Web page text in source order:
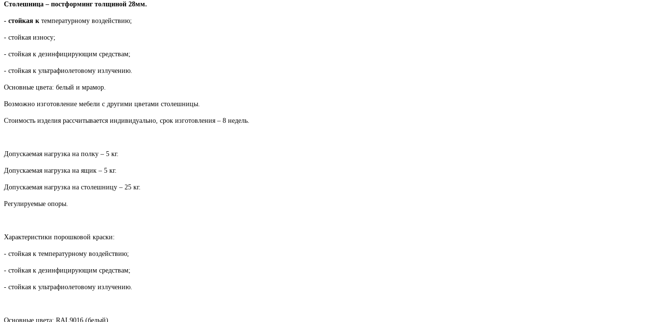
Столешница – постформинг толщиной 28мм.
- стойкая к температурному воздействию;
- стойкая износу;
- стойкая к дезинфицирующим средствам;
- стойкая к ультрафиолетовому излучению.
Основные цвета: белый и мрамор.
Возможно изготовление мебели с другими цветами столешницы.
Стоимость изделия рассчитывается индивидуально, срок изготовления – 8 недель.
Допускаемая нагрузка на полку – 5 кг.
Допускаемая нагрузка на ящик – 5 кг.
Допускаемая нагрузка на столешницу – 25 кг.
Регулируемые опоры.
Характеристики порошковой краски:
- стойкая к температурному воздействию;
- стойкая к дезинфицирующим средствам;
- стойкая к ультрафиолетовому излучению.
Основные цвета: RAL9016 (белый).